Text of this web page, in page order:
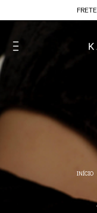
INÍCIO